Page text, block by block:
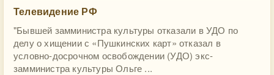
Телевидение РФ
"Бывшей замминистра культуры отказали в УДО по
делу о хищении с «Пушкинских карт» отказал в
условно-досрочном освобождении (УДО) экс-
замминистра культуры Ольге ...